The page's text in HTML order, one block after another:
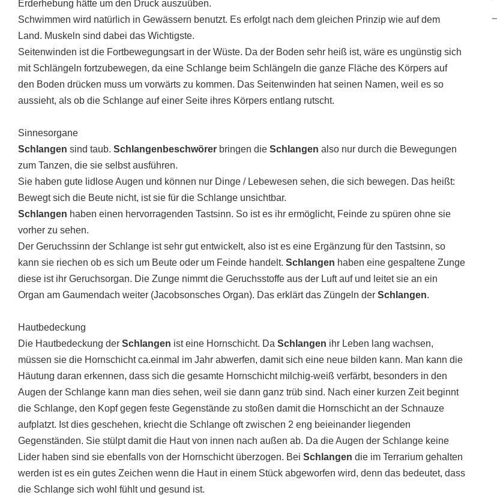
Erderhebung hätte um den Druck auszuüben.
Schwimmen wird natürlich in Gewässern benutzt. Es erfolgt nach dem gleichen Prinzip wie auf dem
Land. Muskeln sind dabei das Wichtigste.
Seitenwinden ist die Fortbewegungsart in der Wüste. Da der Boden sehr heiß ist, wäre es ungünstig sich
mit Schlängeln fortzubewegen, da eine Schlange beim Schlängeln die ganze Fläche des Körpers auf
den Boden drücken muss um vorwärts zu kommen. Das Seitenwinden hat seinen Namen, weil es so
aussieht, als ob die Schlange auf einer Seite ihres Körpers entlang rutscht.
Sinnesorgane
Schlangen sind taub. Schlangenbeschwörer bringen die Schlangen also nur durch die Bewegungen
zum Tanzen, die sie selbst ausführen.
Sie haben gute lidlose Augen und können nur Dinge / Lebewesen sehen, die sich bewegen. Das heißt:
Bewegt sich die Beute nicht, ist sie für die Schlange unsichtbar.
Schlangen haben einen hervorragenden Tastsinn. So ist es ihr ermöglicht, Feinde zu spüren ohne sie
vorher zu sehen.
Der Geruchssinn der Schlange ist sehr gut entwickelt, also ist es eine Ergänzung für den Tastsinn, so
kann sie riechen ob es sich um Beute oder um Feinde handelt. Schlangen haben eine gespaltene Zunge
diese ist ihr Geruchsorgan. Die Zunge nimmt die Geruchsstoffe aus der Luft auf und leitet sie an ein
Organ am Gaumendach weiter (Jacobsonsches Organ). Das erklärt das Züngeln der Schlangen.
Hautbedeckung
Die Hautbedeckung der Schlangen ist eine Hornschicht. Da Schlangen ihr Leben lang wachsen,
müssen sie die Hornschicht ca.einmal im Jahr abwerfen, damit sich eine neue bilden kann. Man kann die
Häutung daran erkennen, dass sich die gesamte Hornschicht milchig-weiß verfärbt, besonders in den
Augen der Schlange kann man dies sehen, weil sie dann ganz trüb sind. Nach einer kurzen Zeit beginnt
die Schlange, den Kopf gegen feste Gegenstände zu stoßen damit die Hornschicht an der Schnauze
aufplatzt. Ist dies geschehen, kriecht die Schlange oft zwischen 2 eng beieinander liegenden
Gegenständen. Sie stülpt damit die Haut von innen nach außen ab. Da die Augen der Schlange keine
Lider haben sind sie ebenfalls von der Hornschicht überzogen. Bei Schlangen die im Terrarium gehalten
werden ist es ein gutes Zeichen wenn die Haut in einem Stück abgeworfen wird, denn das bedeutet, dass
die Schlange sich wohl fühlt und gesund ist.